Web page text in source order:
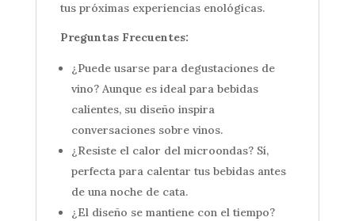
tus próximas experiencias enológicas.
Preguntas Frecuentes:
¿Puede usarse para degustaciones de
vino? Aunque es ideal para bebidas
calientes, su diseño inspira
conversaciones sobre vinos.
¿Resiste el calor del microondas? Sí,
perfecta para calentar tus bebidas antes
de una noche de cata.
¿El diseño se mantiene con el tiempo?